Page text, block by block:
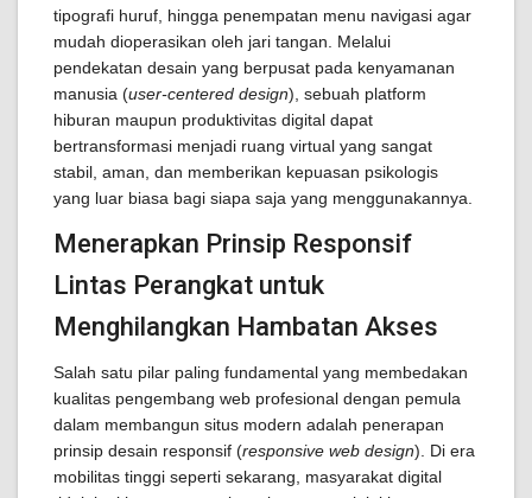
tipografi huruf, hingga penempatan menu navigasi agar
mudah dioperasikan oleh jari tangan. Melalui
pendekatan desain yang berpusat pada kenyamanan
manusia (user-centered design), sebuah platform
hiburan maupun produktivitas digital dapat
bertransformasi menjadi ruang virtual yang sangat
stabil, aman, dan memberikan kepuasan psikologis
yang luar biasa bagi siapa saja yang menggunakannya.
Menerapkan Prinsip Responsif
Lintas Perangkat untuk
Menghilangkan Hambatan Akses
Salah satu pilar paling fundamental yang membedakan
kualitas pengembang web profesional dengan pemula
dalam membangun situs modern adalah penerapan
prinsip desain responsif (responsive web design). Di era
mobilitas tinggi seperti sekarang, masyarakat digital